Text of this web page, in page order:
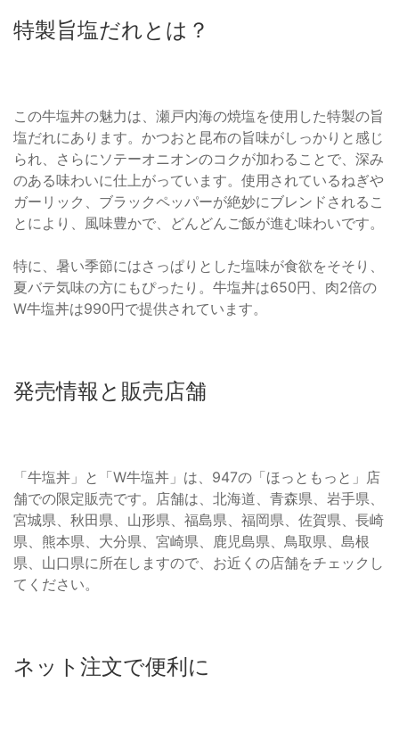
特製旨塩だれとは？
この牛塩丼の魅力は、瀬戸内海の焼塩を使用した特製の旨
塩だれにあります。かつおと昆布の旨味がしっかりと感じ
られ、さらにソテーオニオンのコクが加わることで、深み
のある味わいに仕上がっています。使用されているねぎや
ガーリック、ブラックペッパーが絶妙にブレンドされるこ
とにより、風味豊かで、どんどんご飯が進む味わいです。
特に、暑い季節にはさっぱりとした塩味が食欲をそそり、
夏バテ気味の方にもぴったり。牛塩丼は650円、肉2倍の
W牛塩丼は990円で提供されています。
発売情報と販売店舗
「牛塩丼」と「W牛塩丼」は、947の「ほっともっと」店
舗での限定販売です。店舗は、北海道、青森県、岩手県、
宮城県、秋田県、山形県、福島県、福岡県、佐賀県、長崎
県、熊本県、大分県、宮崎県、鹿児島県、鳥取県、島根
県、山口県に所在しますので、お近くの店舗をチェックし
てください。
ネット注文で便利に